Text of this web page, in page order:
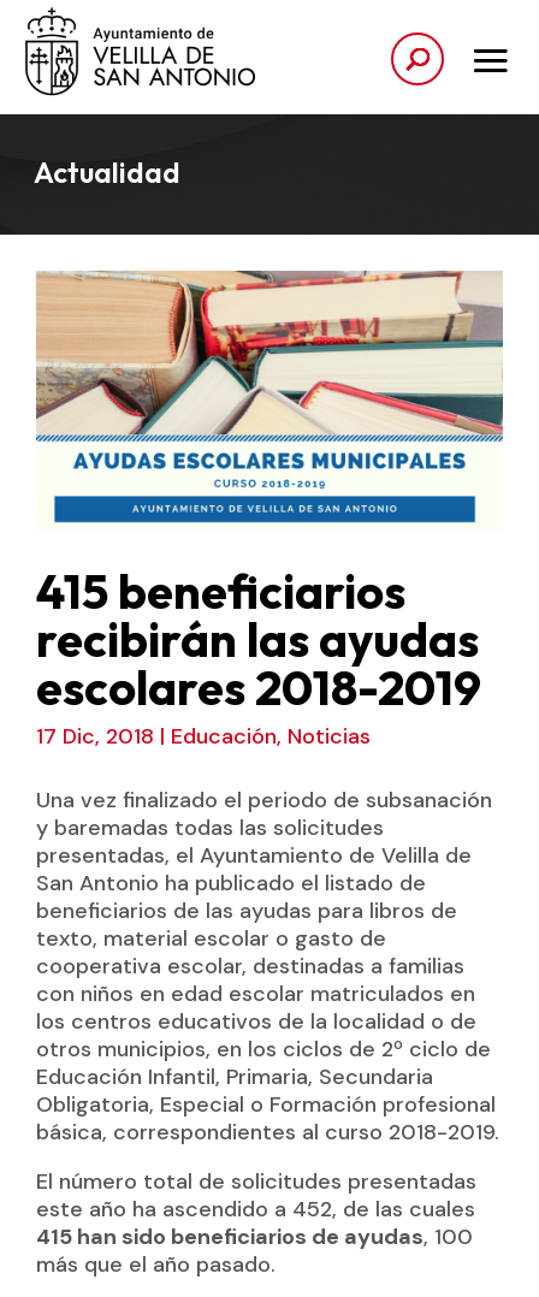
Actualidad
415 beneficiarios
recibirán las ayudas
escolares 2018-2019
17 Dic, 2018 | Educación, Noticias
Una vez finalizado el periodo de subsanación
y baremadas todas las solicitudes
presentadas, el Ayuntamiento de Velilla de
San Antonio ha publicado el listado de
beneficiarios de las ayudas para libros de
texto, material escolar o gasto de
cooperativa escolar, destinadas a familias
con niños en edad escolar matriculados en
los centros educativos de la localidad o de
otros municipios, en los ciclos de 2º ciclo de
Educación Infantil, Primaria, Secundaria
Obligatoria, Especial o Formación profesional
básica, correspondientes al curso 2018-2019.
El número total de solicitudes presentadas
este año ha ascendido a 452, de las cuales
415 han sido beneficiarios de ayudas, 100
más que el año pasado.